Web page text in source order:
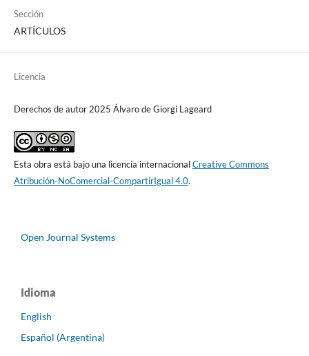
Sección
ARTÍCULOS
Licencia
Derechos de autor 2025 Álvaro de Giorgi Lageard
Esta obra está bajo una licencia internacionalCreative Commons
Atribución-NoComercial-CompartirIgual 4.0.
Open Journal Systems
Idioma
English
Español (Argentina)